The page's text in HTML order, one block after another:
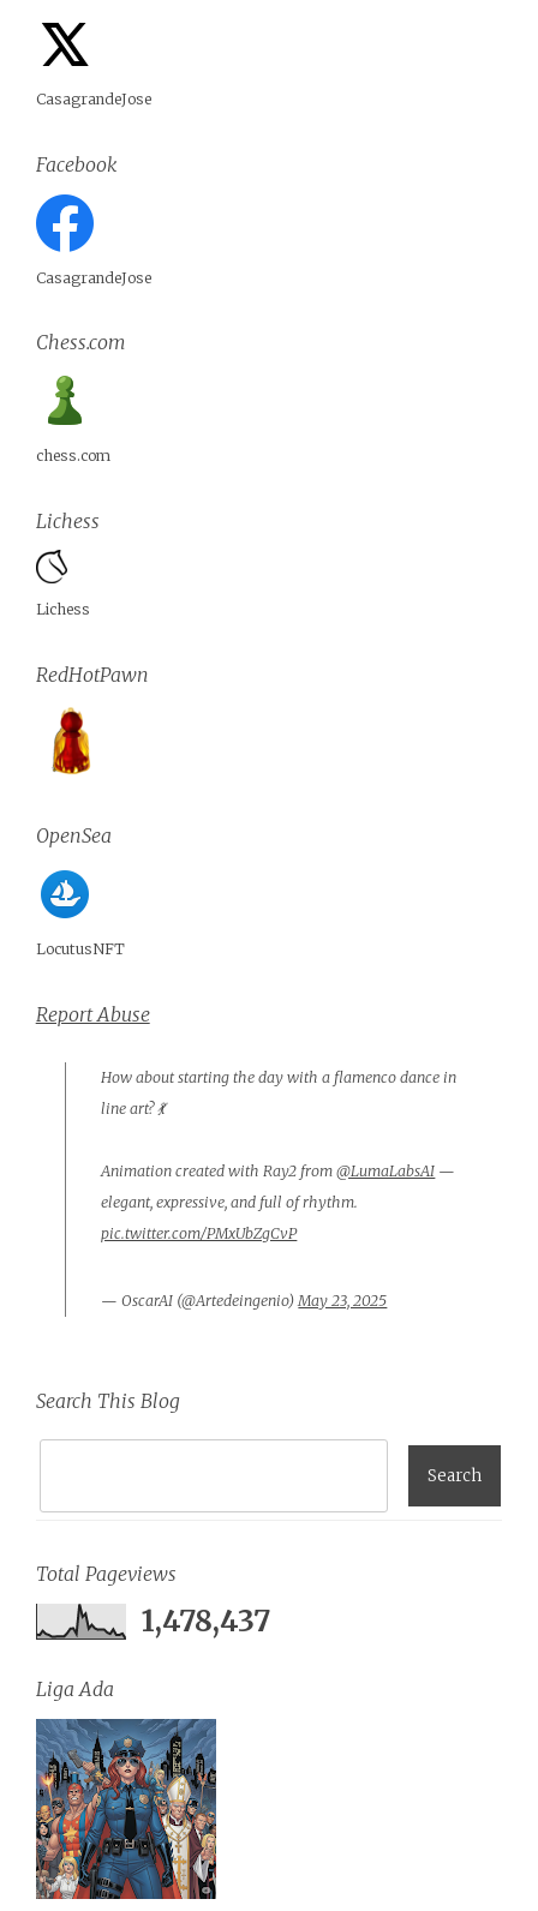
CasagrandeJose
Facebook
CasagrandeJose
Chess.com
chess.com
Lichess
Lichess
RedHotPawn
OpenSea
LocutusNFT
Report Abuse
How about starting the day with a flamenco dance in
line art? 💃
Animation created with Ray2 from@LumaLabsAI —
elegant, expressive, and full of rhythm.
pic.twitter.com/PMxUbZgCvP
— OscarAI (@Artedeingenio) May 23, 2025
Search This Blog
Total Pageviews
1,478,437
Liga Ada